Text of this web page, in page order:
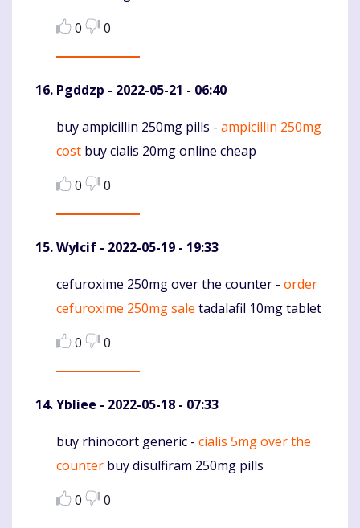
0
0
Pgddzp - 2022-05-21 - 06:40
Komentaras
buy ampicillin 250mg pills - ampicillin 250mg
cost buy cialis 20mg online cheap
0
0
Wylcif - 2022-05-19 - 19:33
Komentaras
cefuroxime 250mg over the counter - order
cefuroxime 250mg sale tadalafil 10mg tablet
0
0
Ybliee - 2022-05-18 - 07:33
Komentaras
buy rhinocort generic - cialis 5mg over the
counter buy disulfiram 250mg pills
0
0